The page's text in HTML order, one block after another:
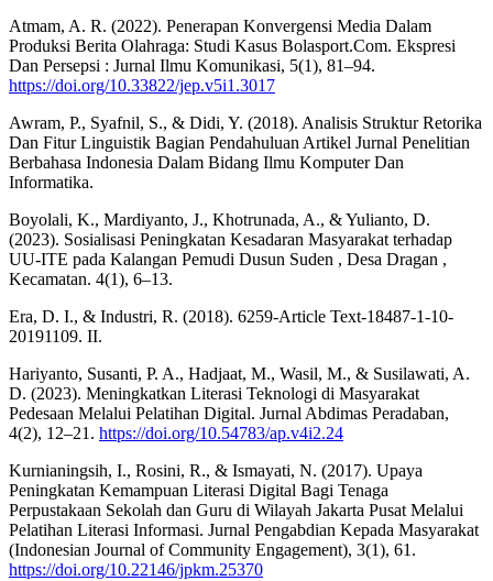
Atmam, A. R. (2022). Penerapan Konvergensi Media Dalam
Produksi Berita Olahraga: Studi Kasus Bolasport.Com. Ekspresi
Dan Persepsi : Jurnal Ilmu Komunikasi, 5(1), 81–94.
https://doi.org/10.33822/jep.v5i1.3017
Awram, P., Syafnil, S., & Didi, Y. (2018). Analisis Struktur Retorika
Dan Fitur Linguistik Bagian Pendahuluan Artikel Jurnal Penelitian
Berbahasa Indonesia Dalam Bidang Ilmu Komputer Dan
Informatika.
Boyolali, K., Mardiyanto, J., Khotrunada, A., & Yulianto, D.
(2023). Sosialisasi Peningkatan Kesadaran Masyarakat terhadap
UU-ITE pada Kalangan Pemudi Dusun Suden , Desa Dragan ,
Kecamatan. 4(1), 6–13.
Era, D. I., & Industri, R. (2018). 6259-Article Text-18487-1-10-
20191109. II.
Hariyanto, Susanti, P. A., Hadjaat, M., Wasil, M., & Susilawati, A.
D. (2023). Meningkatkan Literasi Teknologi di Masyarakat
Pedesaan Melalui Pelatihan Digital. Jurnal Abdimas Peradaban,
4(2), 12–21. https://doi.org/10.54783/ap.v4i2.24
Kurnianingsih, I., Rosini, R., & Ismayati, N. (2017). Upaya
Peningkatan Kemampuan Literasi Digital Bagi Tenaga
Perpustakaan Sekolah dan Guru di Wilayah Jakarta Pusat Melalui
Pelatihan Literasi Informasi. Jurnal Pengabdian Kepada Masyarakat
(Indonesian Journal of Community Engagement), 3(1), 61.
https://doi.org/10.22146/jpkm.25370